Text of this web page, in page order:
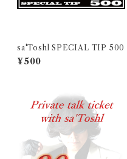
sa'Toshl SPECIAL TIP 500
¥500